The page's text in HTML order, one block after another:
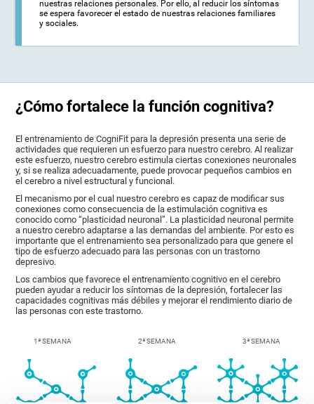
nuestras relaciones personales. Por ello, al reducir los síntomas
se espera favorecer el estado de nuestras relaciones familiares
y sociales.
¿Cómo fortalece la función cognitiva?
El entrenamiento de CogniFit para la depresión presenta una serie de
actividades que requieren un esfuerzo para nuestro cerebro. Al realizar
este esfuerzo, nuestro cerebro estimula ciertas conexiones neuronales
y, si se realiza adecuadamente, puede provocar pequeños cambios en
el cerebro a nivel estructural y funcional.
El mecanismo por el cual nuestro cerebro es capaz de modificar sus
conexiones como consecuencia de la estimulación cognitiva es
conocido como “plasticidad neuronal”. La plasticidad neuronal permite
a nuestro cerebro adaptarse a las demandas del ambiente. Por esto es
importante que el entrenamiento sea personalizado para que genere el
tipo de esfuerzo adecuado para las personas con un trastorno
depresivo.
Los cambios que favorece el entrenamiento cognitivo en el cerebro
pueden ayudar a reducir los síntomas de la depresión, fortalecer las
capacidades cognitivas más débiles y mejorar el rendimiento diario de
las personas con este trastorno.
1ª SEMANA 2ª SEMANA 3ª SEMANA